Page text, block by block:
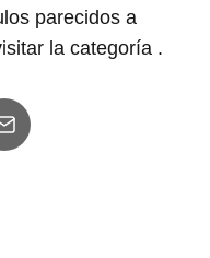
parecidos a
la categoría .